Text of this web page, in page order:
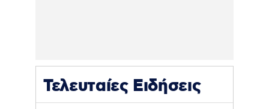
Τελευταίες Ειδήσεις